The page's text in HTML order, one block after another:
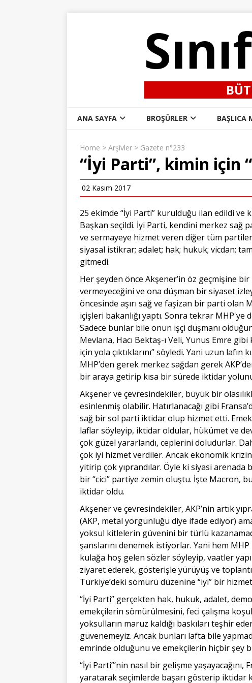
ANA SAYFA BROŞÜRLER BAŞLICA
Home > Arşivler > Gazete n°233
“İyi Parti”, kimin için
02 Kasım 2017
25 ekimde “İyi Parti” kurulduğu ilan edildi
Başkan seçildi. İyi Parti, kendini merkez sağ
ve sermayeye hizmet veren diğer tüm
siyasal istikrar; adalet; hak; hukuk; vicdan;
gitmedi.
Her şeyden önce Akşener’in öz geçmişine
vermeyeceğini ve ona düşman bir siyaset
öncesinde aşırı sağ ve faşizan bir parti olan
içişleri bakanlığı yaptı. Sonra tekrar MHP'ye
Sadece bunlar bile onun işçi düşmanı
Mevlana, Hacı Bektaş-ı Veli, Yunus Emre
için yola çıktıklarını” söyledi. Yani uzun
MHP’den gerek merkez sağdan gerek
bir araya getirip kısa bir sürede iktidar
Akşener ve çevresindekiler, büyük bir
esinlenmiş olabilir. Hatırlanacağı gibi
sağ bir sol parti iktidar olup hizmet etti.
laflar söyleyip, iktidar oldular, hükümet ve
çok güzel yararlandı, ceplerini doludurlar.
çok iyi hizmet verdiler. Ancak ekonomik
yitirip çok yıprandılar. Öyle ki siyasi
bir “cici” partiye zemin oluştu. İşte Macron,
iktidar oldu.
Akşener ve çevresindekiler, AKP’nin artık
(AKP, metal yorgunluğu diye ifade ediyor)
yoksul kitlelerin güvenini bir türlü
şanslarını denemek istiyorlar. Yani hem
kulağa hoş gelen sözler söyleyip, vaatler
ziyaret ederek, gösterişle yürüyüş ve
Türkiye’deki sömürü düzenine “iyi” bir
“İyi Parti” gerçekten hak, hukuk, adalet,
emekçilerin sömürülmesini, feci çalışma
yoksulların maruz kaldığı baskıları teşhir
güvenemeyiz. Ancak bunları lafta bile
emrinde olduğunu ve emekçilerin hiçbir şey
“İyi Parti”’nin nasıl bir gelişme
yaratarak seçimlerde başarı gösterip iktidar